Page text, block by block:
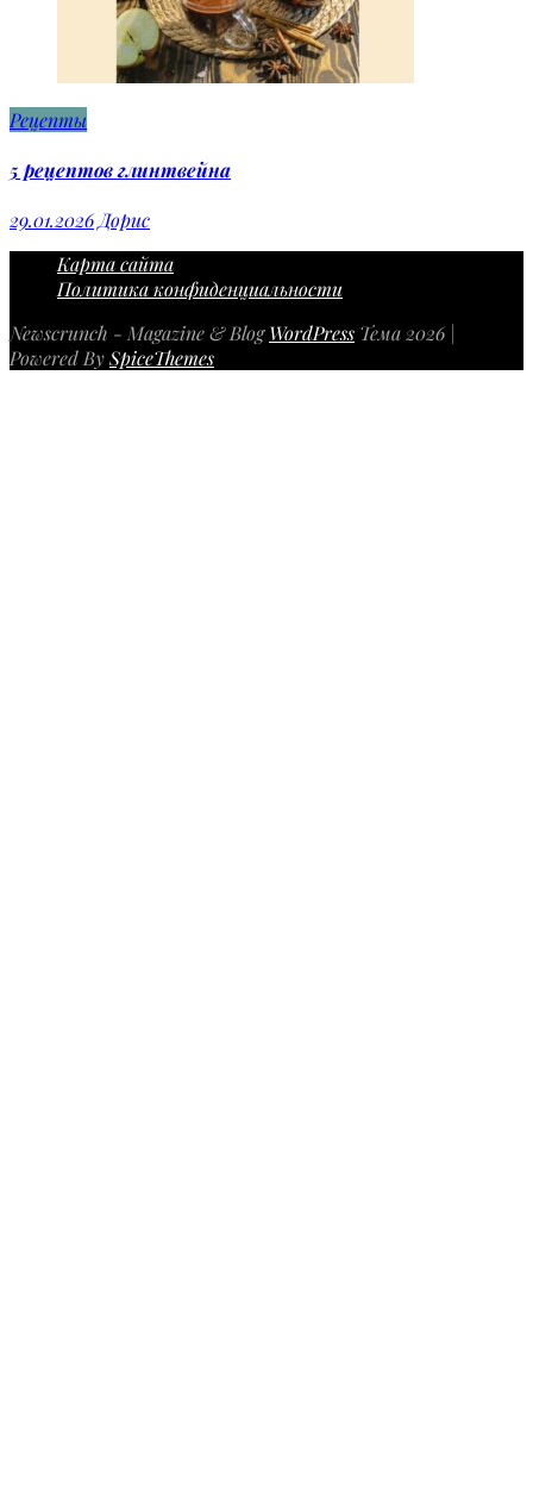
Рецепты
5 рецептов глинтвейна
29.01.2026 Дорис
Карта сайта
Политика конфиденциальности
Newscrunch - Magazine & BlogWordPress Тема 2026 |
Powered BySpiceThemes